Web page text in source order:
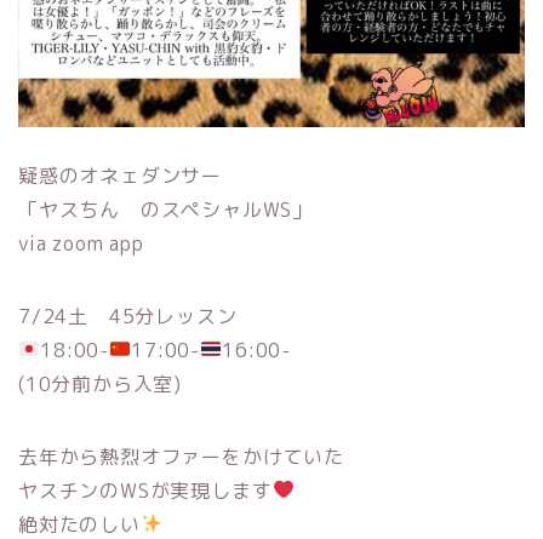
疑惑のオネェダンサー
「ヤスちん のスペシャルWS」
via zoom app
7/24土 45分レッスン
18:00-
17:00-
16:00-
(10分前から入室)
去年から熱烈オファーをかけていた
ヤスチンのWSが実現します
絶対たのしい